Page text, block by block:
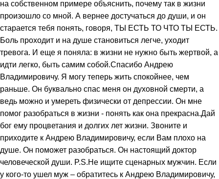
на собственном примере объяснить, почему так в жизни
произошло со мной. А вернее достучаться до души, и он
старается тебя понять, говоря, ТЫ ЕСТЬ ТО ЧТО ТЫ ЕСТЬ.
Боль проходит и на душе становиться легче, уходит
тревога. И еще я поняла: в жизни не нужно быть жертвой, а
идти легко, быть самим собой.Спасибо Андрею
Владимировичу. Я могу теперь жить спокойнее, чем
раньше. Он буквально спас меня он духовной смерти, а
ведь можно и умереть физически от депрессии. Он мне
помог разобраться в жизни - понять как она прекрасна.Дай
бог ему процветания и долгих лет жизни. Звоните и
приходите к Андрею Владимировичу, если Вам плохо на
душе. Он поможет разобраться. Он настоящий доктор
человеческой души. P.S.Не ищите сценарных мужчин. Если
у кого-то ушел муж – обратитесь к Андрею Владимировичу,